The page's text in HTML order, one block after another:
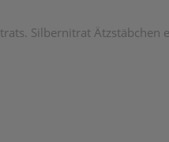
Silbernitrat Ätzstäbchen